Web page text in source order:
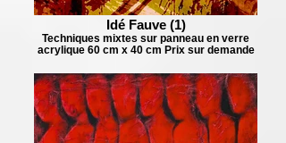
Idé Fauve (1)
Techniques mixtes sur panneau en verre
acrylique 60 cm x 40 cm Prix sur demande